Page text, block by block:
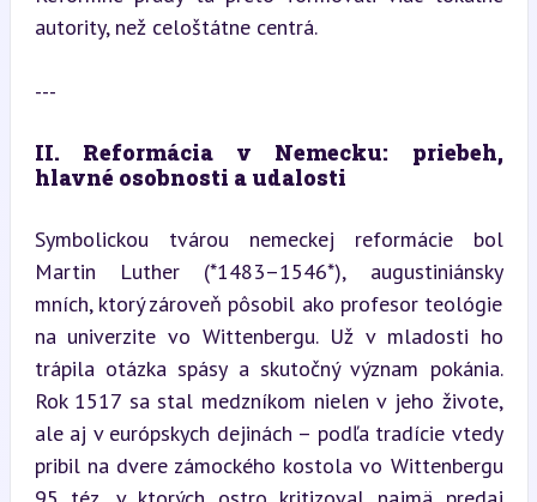
autority, než celoštátne centrá.
---
II. Reformácia v Nemecku: priebeh,
hlavné osobnosti a udalosti
Symbolickou tvárou nemeckej reformácie bol
Martin Luther (*1483–1546*), augustiniánsky
mních, ktorý zároveň pôsobil ako profesor teológie
na univerzite vo Wittenbergu. Už v mladosti ho
trápila otázka spásy a skutočný význam pokánia.
Rok 1517 sa stal medzníkom nielen v jeho živote,
ale aj v európskych dejinách – podľa tradície vtedy
pribil na dvere zámockého kostola vo Wittenbergu